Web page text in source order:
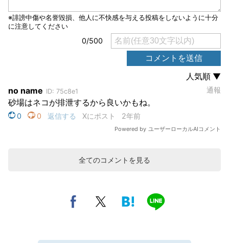
全てのコメントを見る